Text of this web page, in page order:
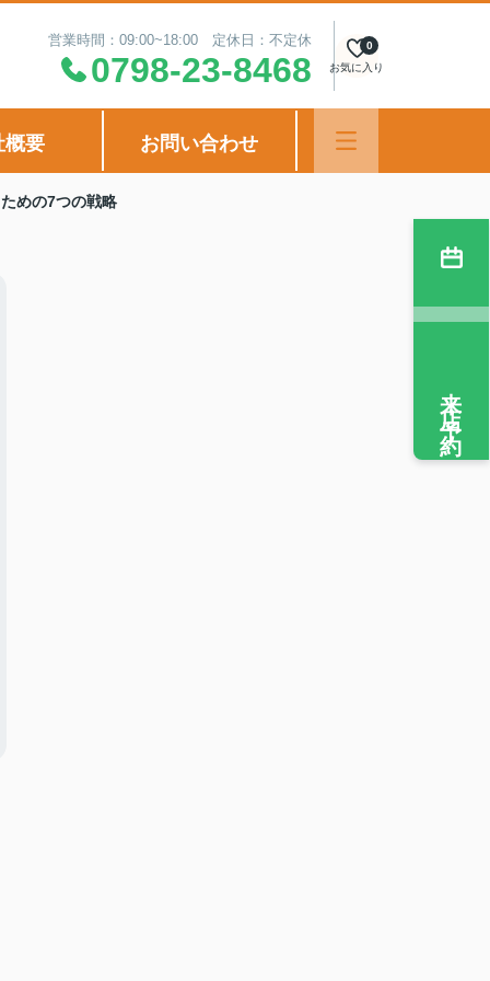
営業時間：09:00~18:00 定休日：不定休
0798-23-8468 お気に入り
0
概要 お問い合わせ
めの7つの戦略
来店予約